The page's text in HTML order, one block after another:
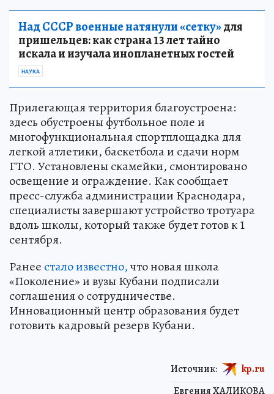
Над СССР военные натянули «сетку»для
пришельцев: как страна 13 лет тайно
искала и изучала инопланетных гостей
НАУКА
Прилегающая территория благоустроена:
здесь обустроены футбольное поле и
многофункциональная спортплощадка для
легкой атлетики, баскетбола и сдачи норм
ГТО. Установлены скамейки, смонтировано
освещение и ограждение. Как сообщает
пресс-служба администрации Краснодара,
специалисты завершают устройство тротуара
вдоль школы, который также будет готов к 1
сентября.
Ранее стало известно,что новая школа
«Поколение» и вузы Кубани подписали
соглашения о сотрудничестве.
Инновационный центр образования будет
готовить кадровый резерв Кубани.
Евгения ХАЛИКОВА
Источник: kp.ru